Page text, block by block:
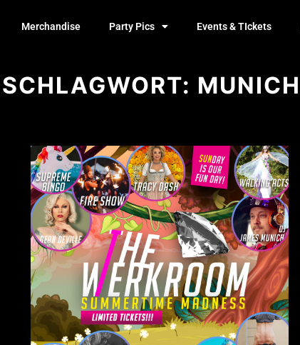
Merchandise Party Pics Events & TIckets
SCHLAGWORT: MUNICH